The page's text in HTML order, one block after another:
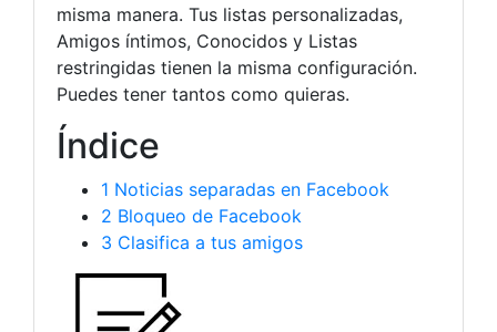
misma manera. Tus listas personalizadas,
Amigos íntimos, Conocidos y Listas
restringidas tienen la misma configuración.
Puedes tener tantos como quieras.
Índice
1 Noticias separadas en Facebook
2 Bloqueo de Facebook
3 Clasifica a tus amigos